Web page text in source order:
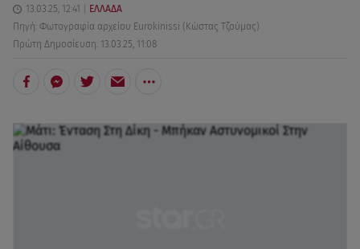
13.03.25, 12:41
ΕΛΛΑΔΑ
Πηγή: Φωτογραφία αρχείου Eurokinissi (Κώστας Τζούμας)
Πρώτη Δημοσίευση: 13.03.25, 11:08